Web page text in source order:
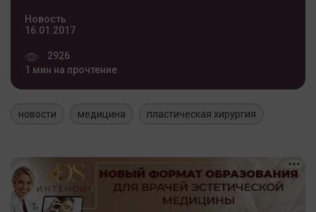
Новость
16.01.2017
2926
1 мин на прочтение
новости медицина пластическая хирургия